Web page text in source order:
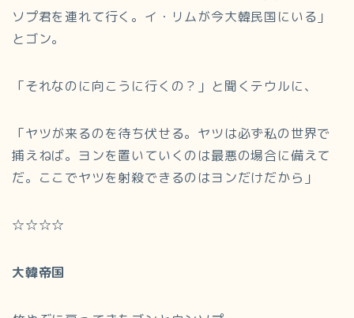
ソプ君を連れて行く。イ・リムが今大韓民国にいる」
とゴン。
「それなのに向こうに行くの？」と聞くテウルに、
「ヤツが来るのを待ち伏せる。ヤツは必ず私の世界で
捕えねば。ヨンを置いていくのは最悪の場合に備えて
だ。ここでヤツを射殺できるのはヨンだけだから」
☆☆☆☆
大韓帝国